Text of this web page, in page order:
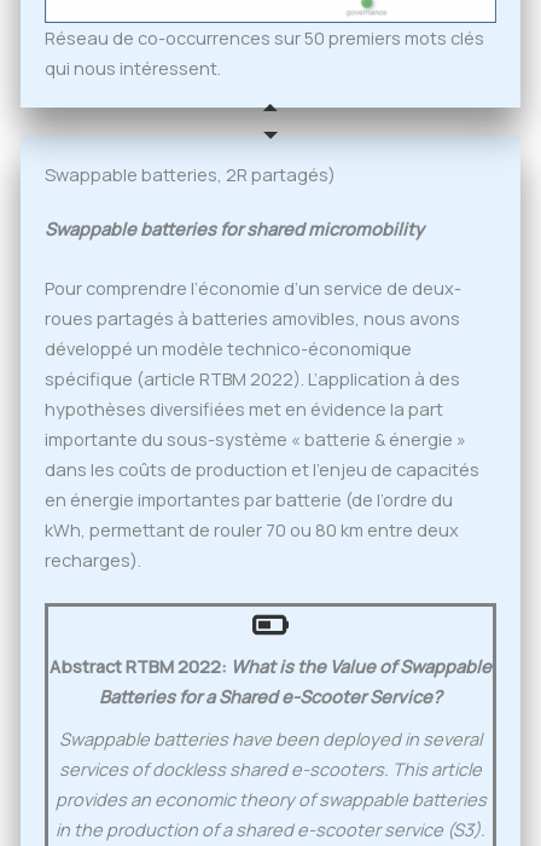
Réseau de co-occurrences sur 50 premiers mots clés
qui nous intéressent.
Swappable batteries, 2R partagés)
Swappable batteries for shared micromobility
Pour comprendre l’économie d’un service de deux-
roues partagés à batteries amovibles, nous avons
développé un modèle technico-économique
spécifique (article RTBM 2022). L’application à des
hypothèses diversifiées met en évidence la part
importante du sous-système « batterie & énergie »
dans les coûts de production et l’enjeu de capacités
en énergie importantes par batterie (de l’ordre du
kWh, permettant de rouler 70 ou 80 km entre deux
recharges).
Abstract RTBM 2022: What is the Value of Swappable
Batteries for a Shared e-Scooter Service?
Swappable batteries have been deployed in several
services of dockless shared e-scooters. This article
provides an economic theory of swappable batteries
in the production of a shared e-scooter service (S3).